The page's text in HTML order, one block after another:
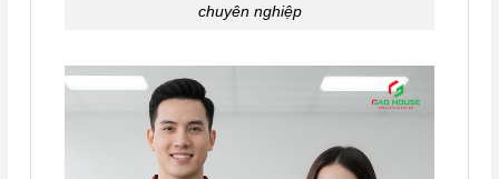
chuyên nghiệp